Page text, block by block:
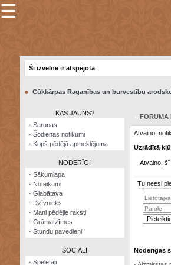
×
Šodienas
Visatcera
almanahs
☰
Šī izvēlne ir atspējota
● Cūkkārpas Raganības un burvestību
KAS JAUNS?
· Sarunas
· Šodienas notikumi
· Kopš pēdējā apmeklējuma
NODERĪGI
· Sākumlapa
· Noteikumi
· Glabātava
· Dzīvnieks
· Mani pēdējie raksti
· Grāmatzīmes
· Stundu pavedieni
SOCIĀLI
· Spēlētāji
FORUMA
Atvaino,
Uzrādītā
Atvaino, šī
Tu neesi
Noderīgas